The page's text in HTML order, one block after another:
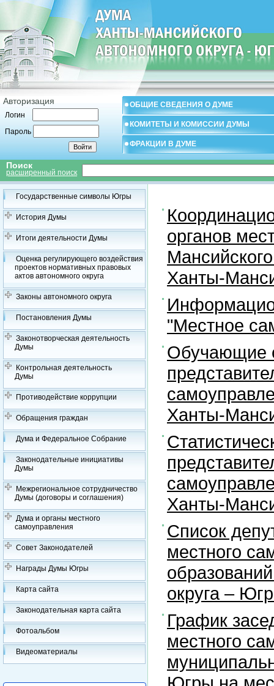
Авторизация
Логин
Пароль
ОБЩИЕ СВЕДЕНИЯ О ДУМЕ
КОМИТЕТЫ И КОМИССИИ ДУМЫ
ФРАКЦИИ В ДУМЕ
Поиск
расширенный поиск
Государственные символы Югры
История Думы
Итоги деятельности Думы
Оценка регулирующего воздействия
проектов нормативных правовых
актов автономного округа
Законы автономного округа
Постановления Думы
Законотворческая деятельность
Думы
Контрольная деятельность
Думы
Противодействие коррупции
Обращения граждан
Дума и Федеральное Собрание
Законодательные инициативы
Думы
Межрегиональное сотрудничество
Думы (договоры и соглашения)
Дума и органы местного
самоуправления
Совет Законодателей
Награды Думы Югры
Карта сайта
Законодательная карта сайта
Фотоальбом
Видеоматериалы
органов
Ханты-
"Местное
Обучающие
Ханты-
Ханты-
Список
местного
округа –
График
местного